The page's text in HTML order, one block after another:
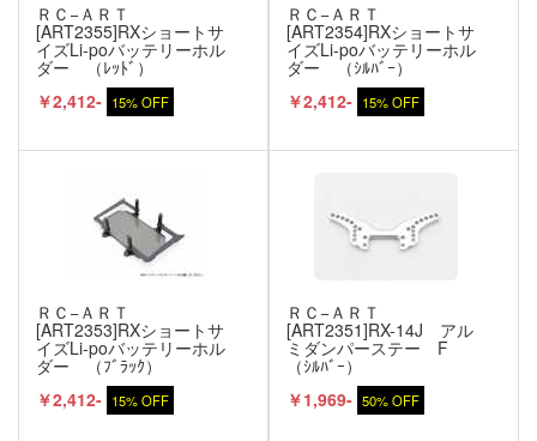
ＲＣ−ＡＲＴ
[ART2355]RXショートサ
イズLi-poバッテリーホル
ダー （ﾚｯﾄﾞ）
￥2,412- 15% OFF
ＲＣ−ＡＲＴ
[ART2354]RXショートサ
イズLi-poバッテリーホル
ダー （ｼﾙﾊﾞｰ）
￥2,412- 15% OFF
ＲＣ−ＡＲＴ
[ART2353]RXショートサ
イズLi-poバッテリーホル
ダー （ﾌﾞﾗｯｸ）
￥2,412- 15% OFF
ＲＣ−ＡＲＴ
[ART2351]RX-14J アル
ミダンパーステー F
（ｼﾙﾊﾞｰ）
￥1,969- 50% OFF